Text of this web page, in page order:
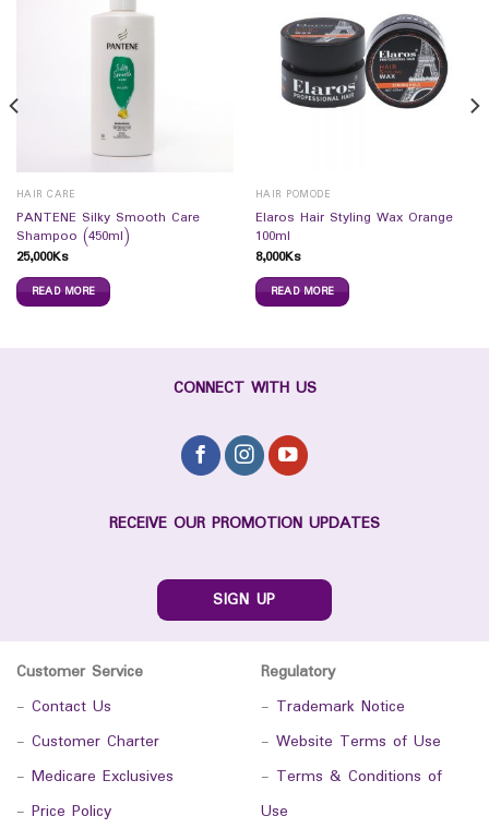
HAIR CARE
PANTENE Silky Smooth Care
Shampoo (450ml)
25,000Ks
READ MORE
HAIR POMODE
Elaros Hair Styling Wax Orange
100ml
8,000Ks
READ MORE
CONNECT WITH US
RECEIVE OUR PROMOTION UPDATES
SIGN UP
Customer Service
- Contact Us
- Customer Charter
- Medicare Exclusives
- Price Policy
Regulatory
- Trademark Notice
- Website Terms of Use
- Terms & Conditions of
Use